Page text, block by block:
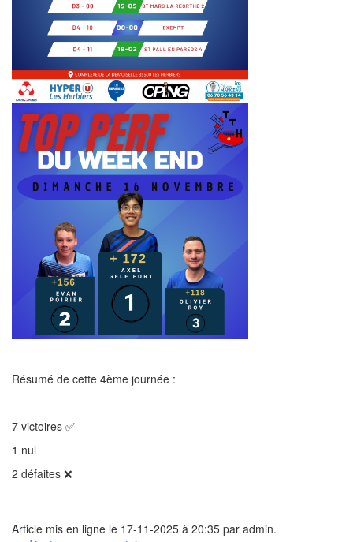
Résumé de cette 4ème journée :
7 victoires ✅
1 nul
2 défaites ❌
Article mis en ligne le 17-11-2025 à 20:35 par admin.